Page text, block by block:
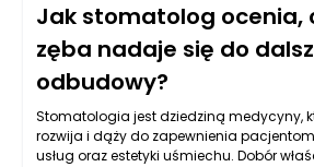
Jak stomatolog ocenia,
zęba nadaje się do
odbudowy?
Stomatologia jest dziedziną medycyny,
rozwija i dąży do zapewnienia
usług oraz estetyki uśmiechu. Dobór